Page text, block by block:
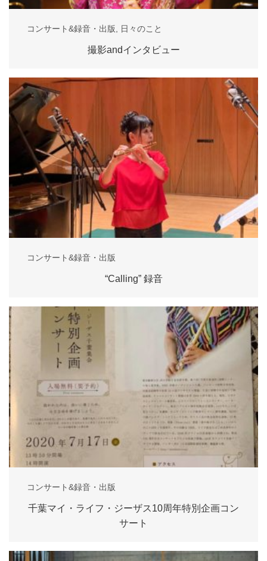
コンサート&録音・出版 日々のこと
撮影andインタビュー
コンサート&録音・出版
“Calling” 録音
コンサート&録音・出版
千葉マイ・ライフ・ジーザス10周年特別企画コン
サート